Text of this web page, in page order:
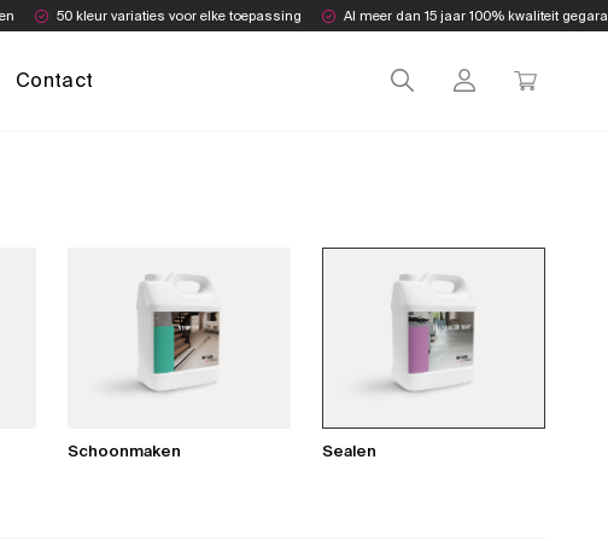
50 kleur variaties voor elke toepassing Al meer dan 15 jaar 100% kwaliteit
Contact
Schoonmaken Sealen